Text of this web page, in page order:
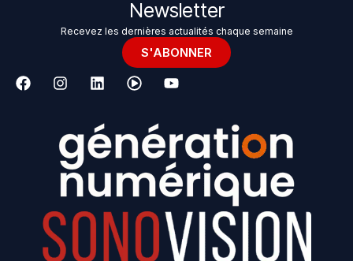
Newsletter
Recevez les dernières actualités chaque semaine
S'ABONNER